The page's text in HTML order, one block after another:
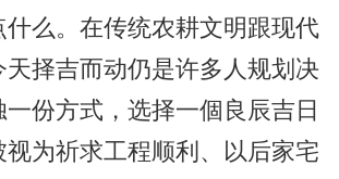
什么。在传统农耕文明跟现代
择吉而动仍是许多人规划决
份方式，选择一個良辰吉日
为祈求工程顺利、以后家宅